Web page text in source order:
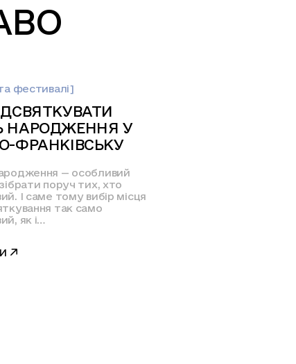
фестивалі]
НАРОДЖЕННЯ У
ФРАНКІВСЬКУ
— особливий
поруч тих, хто
І саме тому вибір місця
так само
як і…